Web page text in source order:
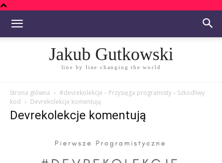
Jakub Gutkowski
line by line changing the world
Strona główna
#devrekolekcje – Przysięga programisty – Szkodliwy
kod
Devrekolekcje komentują
Devrekolekcje komentują